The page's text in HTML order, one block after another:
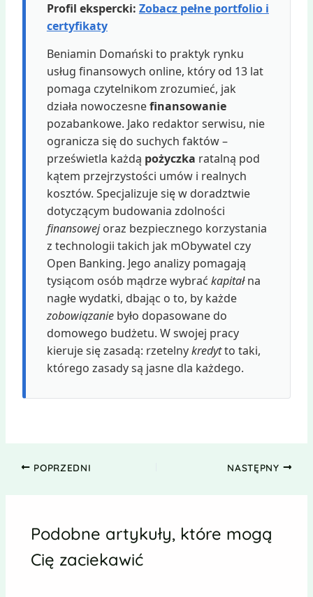
Profil ekspercki: Zobacz pełne portfolio i
certyfikaty
Beniamin Domański to praktyk rynku
usług finansowych online, który od 13 lat
pomaga czytelnikom zrozumieć, jak
działa nowoczesnefinansowanie
pozabankowe. Jako redaktor serwisu, nie
ogranicza się do suchych faktów –
prześwietla każdą pożyczka ratalną pod
kątem przejrzystości umów i realnych
kosztów. Specjalizuje się w doradztwie
dotyczącym budowania zdolności
finansowejoraz bezpiecznego korzystania
z technologii takich jak mObywatel czy
Open Banking. Jego analizy pomagają
tysiącom osób mądrze wybrać kapitałna
nagłe wydatki, dbając o to, by każde
zobowiązaniebyło dopasowane do
domowego budżetu. W swojej pracy
kieruje się zasadą: rzetelnykredytto taki,
którego zasady są jasne dla każdego.
POPRZEDNI NASTĘPNY
Podobne artykuły, które mogą
Cię zaciekawić